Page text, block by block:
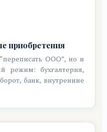
приобретения
ООО”, но и
режим: бухгалтерия,
банк, внутренние